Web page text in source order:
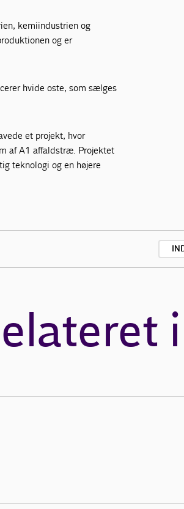
kemiindustrien og
og er
hvide oste, som sælges
et projekt, hvor
af A1 affaldstræ. Projektet
teknologi og en højere